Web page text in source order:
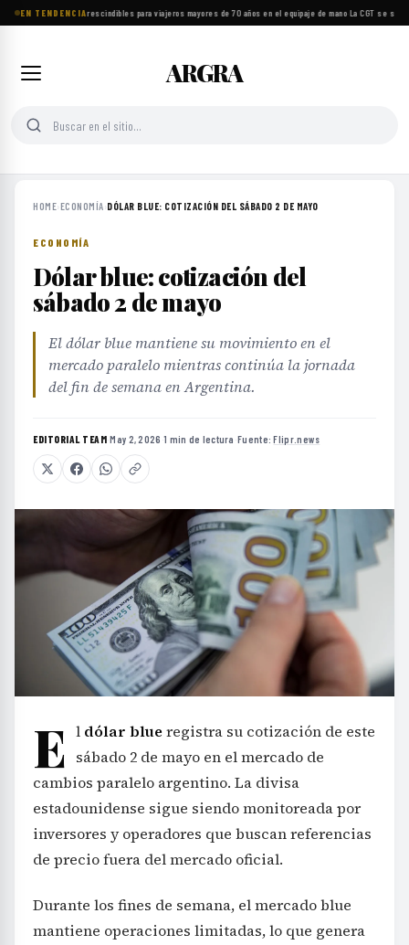
EN TENDENCIA
Ocho objetos imprescindibles para viajeros mayores de 70 años en el equipaje de mano·La CGT se
ARGRA
HOME›ECONOMÍA›DÓLAR BLUE: COTIZACIÓN DEL SÁBADO 2 DE MAYO
ECONOMÍA
Dólar blue: cotización del
sábado 2 de mayo
El dólar blue mantiene su movimiento en el
mercado paralelo mientras continúa la jornada
del fin de semana en Argentina.
EDITORIAL TEAM·May 2, 2026 ·1 min de lectura ·Fuente:Flipr.news
E l dólar blue registra su cotización de este
sábado 2 de mayo en el mercado de
cambios paralelo argentino. La divisa
estadounidense sigue siendo monitoreada por
inversores y operadores que buscan referencias
de precio fuera del mercado oficial.
Durante los fines de semana, el mercado blue
mantiene operaciones limitadas, lo que genera